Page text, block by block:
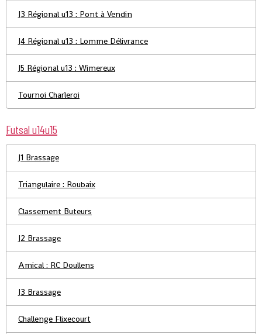
J3 Régional u13 : Pont à Vendin
J4 Régional u13 : Lomme Délivrance
J5 Régional u13 : Wimereux
Tournoi Charleroi
Futsal u14u15
J1 Brassage
Triangulaire : Roubaix
Classement Buteurs
J2 Brassage
Amical : RC Doullens
J3 Brassage
Challenge Flixecourt